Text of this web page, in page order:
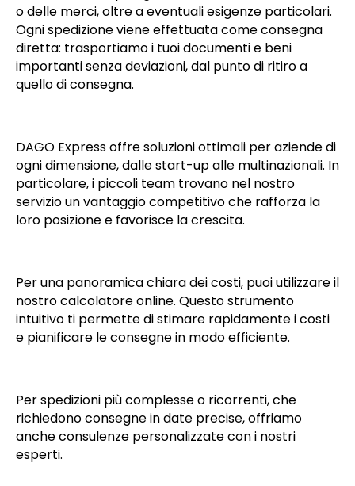
o delle merci, oltre a eventuali esigenze particolari.
Ogni spedizione viene effettuata come consegna
diretta: trasportiamo i tuoi documenti e beni
importanti senza deviazioni, dal punto di ritiro a
quello di consegna.
DAGO Express offre soluzioni ottimali per aziende di
ogni dimensione, dalle start-up alle multinazionali. In
particolare, i piccoli team trovano nel nostro
servizio un vantaggio competitivo che rafforza la
loro posizione e favorisce la crescita.
Per una panoramica chiara dei costi, puoi utilizzare il
nostro calcolatore online. Questo strumento
intuitivo ti permette di stimare rapidamente i costi
e pianificare le consegne in modo efficiente.
Per spedizioni più complesse o ricorrenti, che
richiedono consegne in date precise, offriamo
anche consulenze personalizzate con i nostri
esperti.